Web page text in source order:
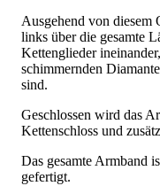
Ausgehend von diesem
links über die gesamte
Kettenglieder
schimmernden
sind.
Geschlossen wird das
Kettenschloss und
Das gesamte Armband
gefertigt.